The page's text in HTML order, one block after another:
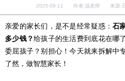
2025-09-11 作者:温老师 来源:石
亲爱的家长们，是不是经常疑惑：石
多少钱？给孩子的生活费到底花在哪
委屈孩子？别担心！今天就来拆解中
了然，做智慧家长！